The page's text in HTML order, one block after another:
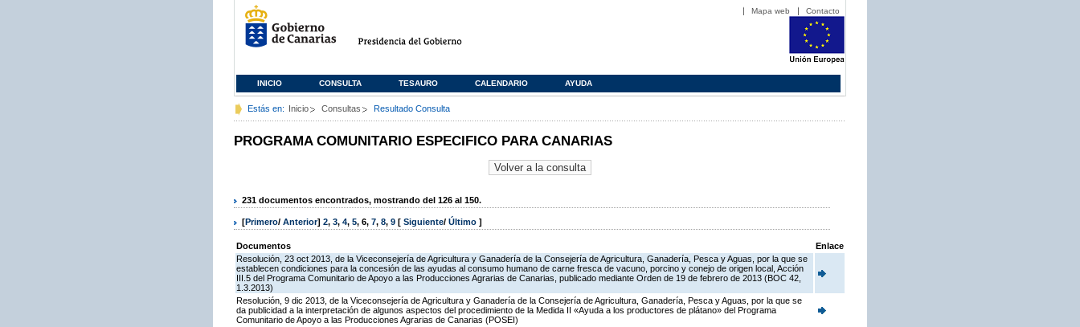
Mapa web Contacto
INICIO CONSULTA TESAURO CALENDARIO AYUDA
Estás en: Inicio Consultas Resultado Consulta
PROGRAMA COMUNITARIO ESPECIFICO PARA CANARIAS
231 documentos encontrados, mostrando del 126 al 150.
[Primero/ Anterior] 2, 3, 4, 5, 6, 7, 8, 9 [ Siguiente/ Último ]
Documentos
Enlace
Resolución, 23 oct 2013, de la Viceconsejería de Agricultura y Ganadería de la Consejería de Agricultura, Ganadería, Pesca y Aguas, por la que se
establecen condiciones para la concesión de las ayudas al consumo humano de carne fresca de vacuno, porcino y conejo de origen local, Acción
III.5 del Programa Comunitario de Apoyo a las Producciones Agrarias de Canarias, publicado mediante Orden de 19 de febrero de 2013 (BOC 42,
1.3.2013)
Resolución, 9 dic 2013, de la Viceconsejería de Agricultura y Ganadería de la Consejería de Agricultura, Ganadería, Pesca y Aguas, por la que se
da publicidad a la interpretación de algunos aspectos del procedimiento de la Medida II «Ayuda a los productores de plátano» del Programa
Comunitario de Apoyo a las Producciones Agrarias de Canarias (POSEI)